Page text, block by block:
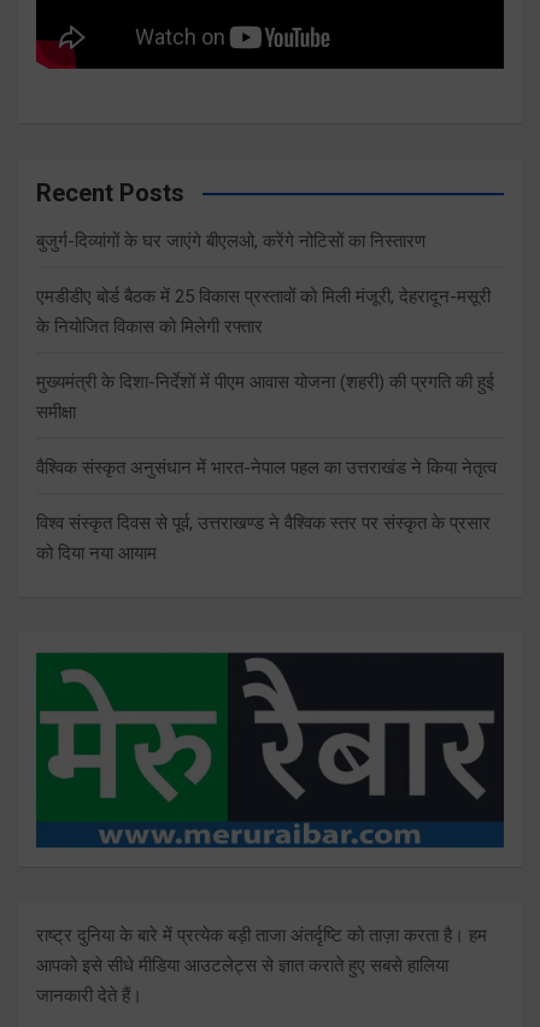
Recent Posts
बुजुर्ग-दिव्यांगों के घर जाएंगे बीएलओ, करेंगे नोटिसों का निस्तारण
एमडीडीए बोर्ड बैठक में 25 विकास प्रस्तावों को मिली मंजूरी, देहरादून-मसूरी
के नियोजित विकास को मिलेगी रफ्तार
मुख्यमंत्री के दिशा-निर्देशों में पीएम आवास योजना (शहरी) की प्रगति की हुई
समीक्षा
वैश्विक संस्कृत अनुसंधान में भारत-नेपाल पहल का उत्तराखंड ने किया नेतृत्व
विश्व संस्कृत दिवस से पूर्व, उत्तराखण्ड ने वैश्विक स्तर पर संस्कृत के प्रसार
को दिया नया आयाम
राष्ट्र दुनिया के बारे में प्रत्येक बड़ी ताजा अंतर्दृष्टि को ताज़ा करता है। हम
आपको इसे सीधे मीडिया आउटलेट्स से ज्ञात कराते हुए सबसे हालिया
जानकारी देते हैं।